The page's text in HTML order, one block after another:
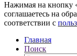
Нажимая на кнопку
соглашаетесь на
соответствии с
Главная
Поиск